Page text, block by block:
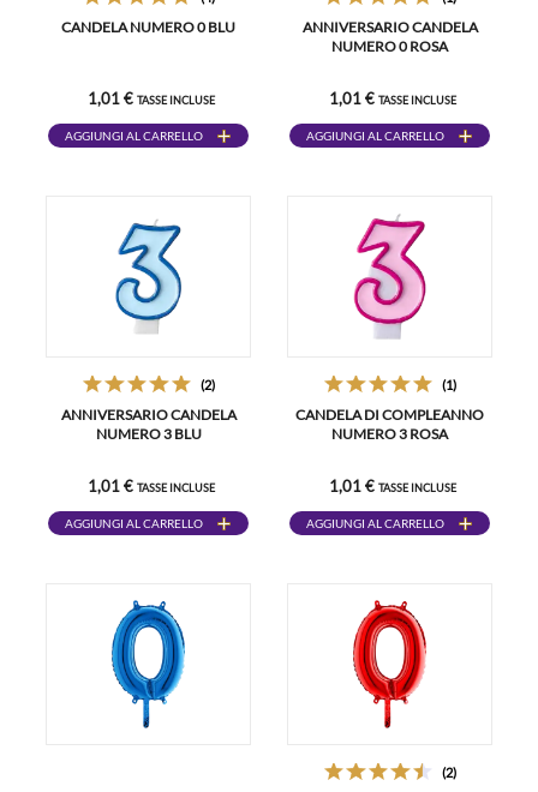
CANDELA NUMERO 0 BLU
1,01 € TASSE INCLUSE
AGGIUNGI AL CARRELLO
ANNIVERSARIO CANDELA
NUMERO 0 ROSA
1,01 € TASSE INCLUSE
AGGIUNGI AL CARRELLO
(2)
ANNIVERSARIO CANDELA
NUMERO 3 BLU
1,01 € TASSE INCLUSE
AGGIUNGI AL CARRELLO
(1)
CANDELA DI COMPLEANNO
NUMERO 3 ROSA
1,01 € TASSE INCLUSE
AGGIUNGI AL CARRELLO
(2)